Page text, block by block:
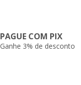
PAGUE COM PIX
Ganhe 3% de desconto